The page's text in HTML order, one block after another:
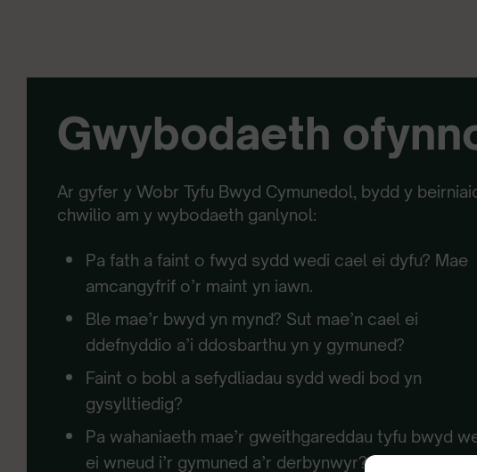
Gwybodaeth
Ar gyfer y Wobr Tyfu Bwyd Cymunedol, bydd y
chwilio am y wybodaeth ganlynol:
Pa fath a faint o fwyd sydd wedi cael ei dyfu? Mae
amcangyfrif o’r maint yn iawn.
Ble mae’r bwyd yn mynd? Sut mae’n cael ei
ddefnyddio a’i ddosbarthu yn y gymuned?
Faint o bobl a sefydliadau sydd wedi bod yn
gysylltiedig?
Pa wahaniaeth mae’r gweithgareddau tyfu bwyd
ei wneud i’r gymuned a’r derbynwyr?